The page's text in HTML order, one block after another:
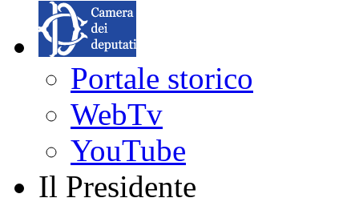
Portale storico
WebTv
YouTube
Il Presidente